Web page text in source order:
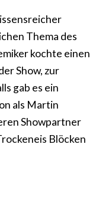
Thema des
kochte einen
Show, zur
gab es ein
als Martin
Showpartner
Blöcken